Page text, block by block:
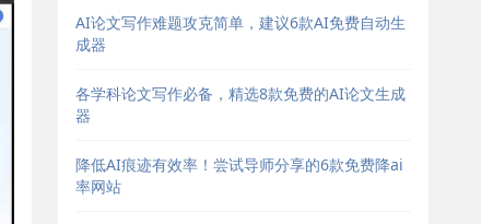
AI论文写作难题攻克简单，建议6款AI免费自动生
成器
各学科论文写作必备，精选8款免费的AI论文生成
器
降低AI痕迹有效率！尝试导师分享的6款免费降ai
率网站